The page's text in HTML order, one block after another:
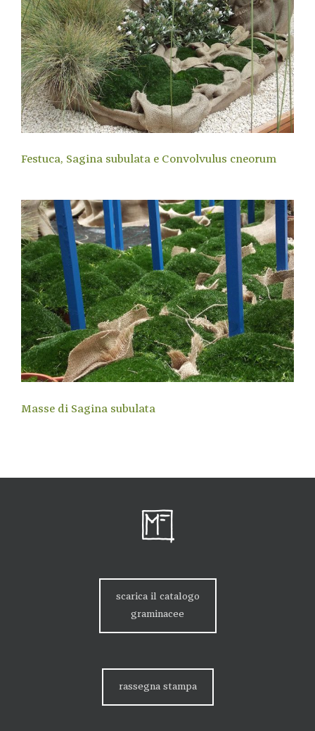
Festuca, Sagina subulata e Convolvulus cneorum
Masse di Sagina subulata
scarica il catalogo
graminacee
rassegna stampa